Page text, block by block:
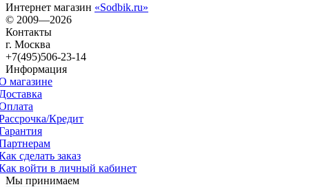
Интернет магазин «Sodbik.ru»
© 2009—2026
Контакты
г. Москва
+7(495)506-23-14
Информация
магазине
Кредит
сделать заказ
войти в личный кабинет
Мы принимаем